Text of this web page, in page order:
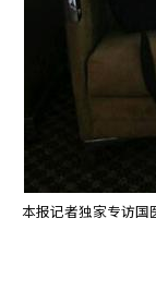
本报记者独家专访